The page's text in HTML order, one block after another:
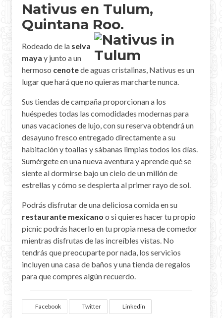
Nativus en Tulum,
Quintana Roo.
Rodeado de la selva
maya y junto a un
hermoso cenotede aguas cristalinas, Nativus es un
lugar que hará que no quieras marcharte nunca.
Sus tiendas de campaña proporcionan a los
huéspedes todas las comodidades modernas para
unas vacaciones de lujo, con su reserva obtendrá un
desayuno fresco entregado directamente a su
habitación y toallas y sábanas limpias todos los días.
Sumérgete en una nueva aventura y aprende qué se
siente al dormirse bajo un cielo de un millón de
estrellas y cómo se despierta al primer rayo de sol.
Podrás disfrutar de una deliciosa comida en su
restaurante mexicano o si quieres hacer tu propio
picnic podrás hacerlo en tu propia mesa de comedor
mientras disfrutas de las increíbles vistas. No
tendrás que preocuparte por nada, los servicios
incluyen una casa de baños y una tienda de regalos
para que compres algún recuerdo.
Facebook Twitter Linkedin